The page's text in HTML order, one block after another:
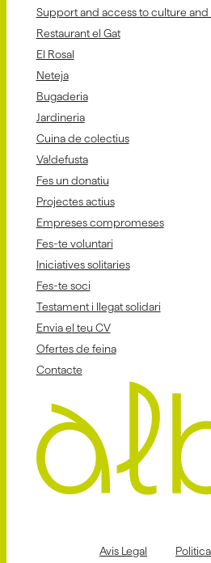
Support and access to culture and
Restaurant el Gat
El Rosal
Neteja
Bugaderia
Jardineria
Cuina de colectius
Va!defusta
Fes un donatiu
Projectes actius
Empreses compromeses
Fes-te voluntari
Iniciatives solitaries
Fes-te soci
Testament i llegat solidari
Envia el teu CV
Ofertes de feina
Contacte
Avis Legal